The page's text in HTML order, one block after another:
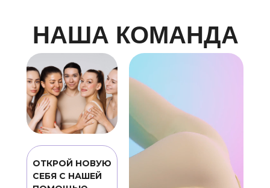
ОТКРОЙ НОВУЮ
СЕБЯ С НАШЕЙ
НАША КОМАНДА